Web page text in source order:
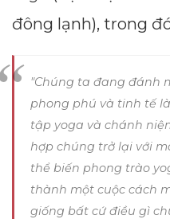
đông lạnh), trong
"Chúng ta đang đánh
phong phú và tinh tế
tập yoga và chánh
hợp chúng trở lại với
thể biến phong trào
thành một cuộc cách
giống bất cứ điều gì